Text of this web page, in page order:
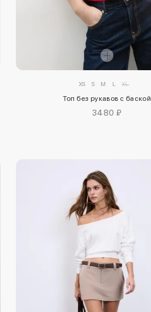
XS S M L XL
Топ без рукавов с баской
3480 ₽